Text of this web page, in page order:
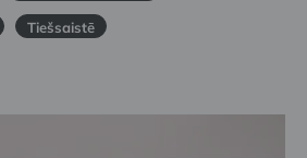
Tiešsaistē